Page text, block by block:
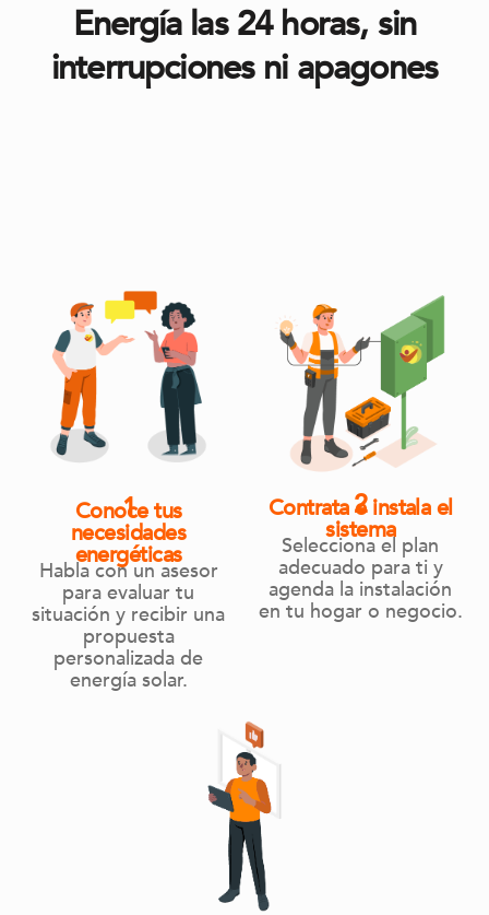
Energía las 24 horas, sin
interrupciones ni apagones
1
Conoce tus
necesidades
energéticas
Habla con un asesor
para evaluar tu
situación y recibir una
propuesta
personalizada de
energía solar.
2
Contrata e instala el
sistema
Selecciona el plan
adecuado para ti y
agenda la instalación
en tu hogar o negocio.